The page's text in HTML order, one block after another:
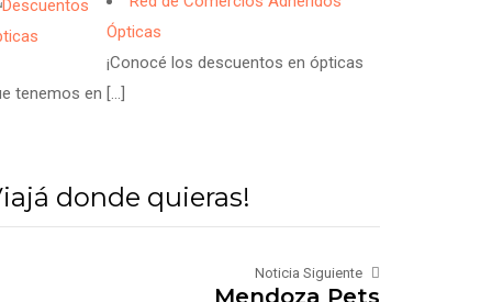
Ópticas
¡Conocé los descuentos en ópticas
tenemos en […]
donde quieras!
Noticia Siguiente
Mendoza Pets